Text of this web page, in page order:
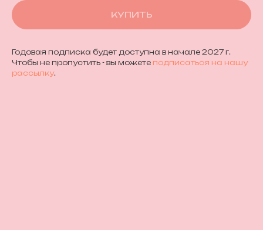
КУПИТЬ
Годовая подписка будет доступна в начале 2027 г.
Чтобы не пропустить - вы можете подписаться на нашу
рассылку.